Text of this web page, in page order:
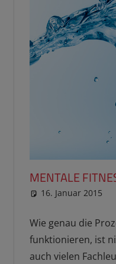
MENTALE
16. Januar 2015
Wie genau die
funktionieren, ist
auch vielen